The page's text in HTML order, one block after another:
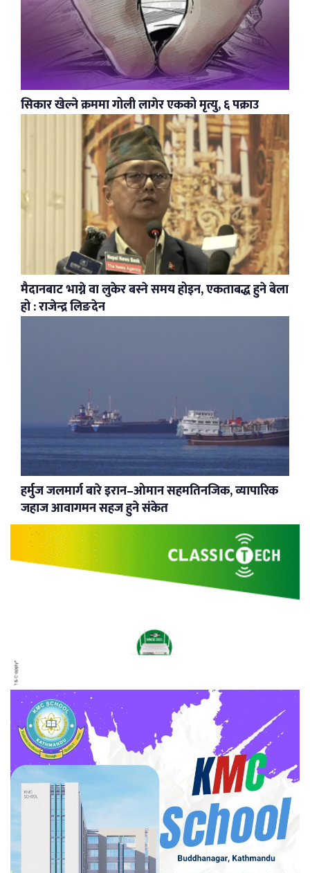
सिकार खेल्ने क्रममा गोली लागेर एकको मृत्यु, ६ पक्राउ
मैदानबाट भाग्ने वा लुकेर बस्ने समय होइन, एकताबद्ध हुने बेला
हो : राजेन्द्र लिङदेन
हर्मुज जलमार्ग बारे इरान–ओमान सहमतिनजिक, व्यापारिक
जहाज आवागमन सहज हुने संकेत